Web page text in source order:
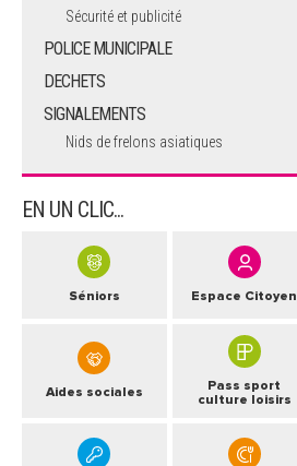
Sécurité et publicité
POLICE MUNICIPALE
DECHETS
SIGNALEMENTS
Nids de frelons asiatiques
EN UN CLIC...
Séniors Espace Citoyen
Aides sociales
Pass sport
culture loisirs